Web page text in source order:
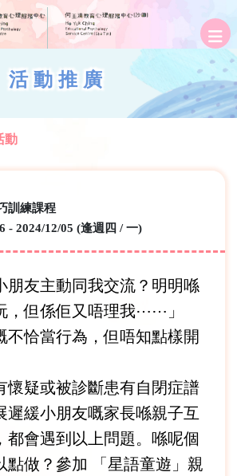
活動推廣
動
訓練課程
- 2024/12/05 (逢週四 / 一)
朋友主動同我交流？明明喺
，但係佢又唔理我⋯⋯」
不恰當行為，但唔知點樣開
懷疑或被診斷患有自閉症譜
遲緩小朋友嘅家長喺親子互
都會遇到以上問題。喺呢個
點做？參加 「星語童遊」親